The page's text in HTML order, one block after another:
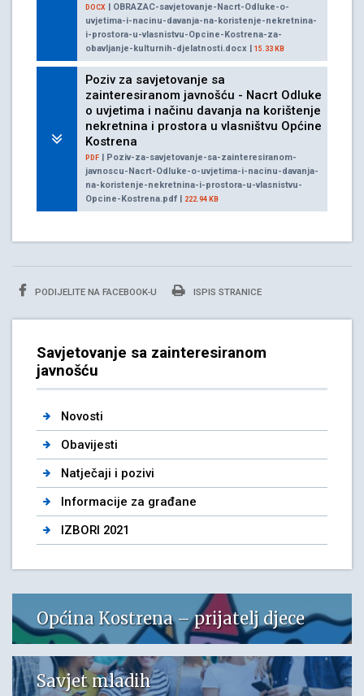
DOCX | OBRAZAC-savjetovanje-Nacrt-Odluke-o-
uvjetima-i-nacinu-davanja-na-koristenje-nekretnina-
i-prostora-u-vlasnistvu-Opcine-Kostrena-za-
obavljanje-kulturnih-djelatnosti.docx | 15.33 KB
Poziv za savjetovanje sa
zainteresiranom javnošću - Nacrt Odluke
o uvjetima i načinu davanja na korištenje
nekretnina i prostora u vlasništvu Općine
Kostrena
PDF | Poziv-za-savjetovanje-sa-zainteresiranom-
javnoscu-Nacrt-Odluke-o-uvjetima-i-nacinu-davanja-
na-koristenje-nekretnina-i-prostora-u-vlasnistvu-
Opcine-Kostrena.pdf | 222.94 KB
PODIJELITE NA FACEBOOK-U ISPIS STRANICE
Savjetovanje sa zainteresiranom
javnošću
Novosti
Obavijesti
Natječaji i pozivi
Informacije za građane
IZBORI 2021
Općina Kostrena – prijatelj djece
Savjet mladih